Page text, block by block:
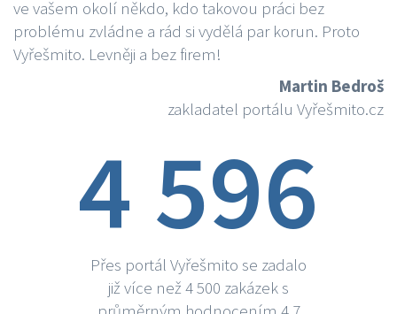
ve vašem okolí někdo, kdo takovou práci bez
problému zvládne a rád si vydělá par korun. Proto
Vyřešmito. Levněji a bez firem!
Martin Bedroš
zakladatel portálu Vyřešmito.cz
4 596
Přes portál Vyřešmito se zadalo
již více než 4 500 zakázek s